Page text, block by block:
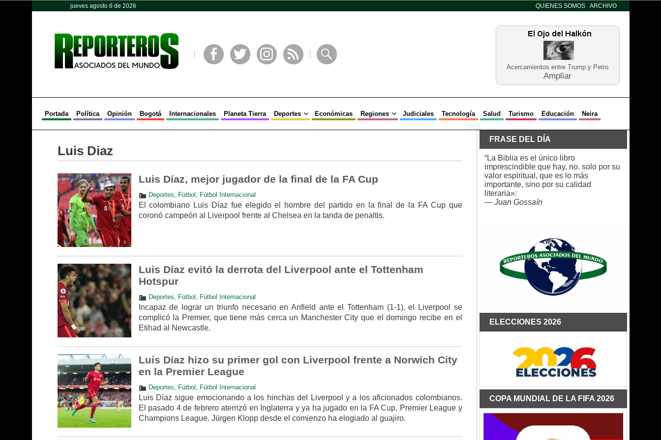
jueves agosto 6 de 2026 QUIENES SOMOS ARCHIVO
Acercamientos entre Trump y Petro
Ampliar
Portada Política Opinión Bogotá Internacionales Planeta Tierra Deportes Económicas Regiones Judiciales Tecnología Salud Turismo Educación Neira
Luis Diaz
Luis Díaz, mejor jugador de la final de la FA Cup
Deportes, Fútbol , Fútbol Internacional
El colombiano Luis Díaz fue elegido el hombre del partido en la final de la FA Cup que
coronó campeón al Liverpool frente al Chelsea en la tanda de penaltis.
Luis Díaz evitó la derrota del Liverpool ante el Tottenham
Hotspur
Deportes, Fútbol , Fútbol Internacional
Incapaz de lograr un triunfo necesario en Anfield ante el Tottenham (1-1), el Liverpool se
complicó la Premier, que tiene más cerca un Manchester City que el domingo recibe en el
Etihad al Newcastle.
Luis Díaz hizo su primer gol con Liverpool frente a Norwich City
en la Premier League
Deportes, Fútbol , Fútbol Internacional
Luis Díaz sigue emocionando a los hinchas del Liverpool y a los aficionados colombianos.
El pasado 4 de febrero aterrizó en Inglaterra y ya ha jugado en la FA Cup, Premier League y
Champions League. Jürgen Klopp desde el comienzo ha elogiado al guajiro.
FRASE DEL DÍA
“La Biblia es el único libro
imprescindible que hay, no. solo por su
valor espiritual, que es lo más
importante, sino por su calidad
literaria»:
— Juan Gossaín
ELECCIONES 2026
COPA MUNDIAL DE LA FIFA 2026
Opinión Política